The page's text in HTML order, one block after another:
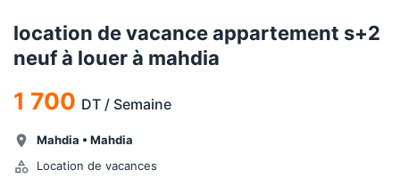
location de vacance appartement s+2
neuf à louer à mahdia
1 700 DT / Semaine
Mahdia • Mahdia
Location de vacances